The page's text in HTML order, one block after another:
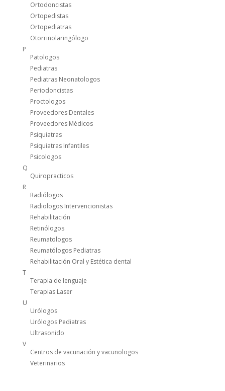
Ortodoncistas
Ortopedistas
Ortopediatras
Otorrinolaringólogo
P
Patologos
Pediatras
Pediatras Neonatologos
Periodoncistas
Proctologos
Proveedores Dentales
Proveedores Médicos
Psiquiatras
Psiquiatras Infantiles
Psicologos
Q
Quiropracticos
R
Radiólogos
Radiologos Intervencionistas
Rehabilitación
Retinólogos
Reumatologos
Reumatólogos Pediatras
Rehabilitación Oral y Estética dental
T
Terapia de lenguaje
Terapias Laser
U
Urólogos
Urólogos Pediatras
Ultrasonido
V
Centros de vacunación y vacunologos
Veterinarios